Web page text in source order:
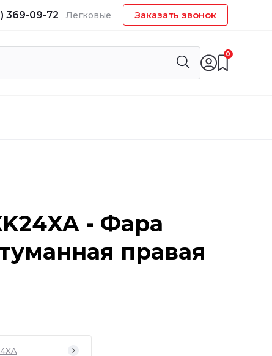
369-09-72 Легковые Заказать звонок
0
- Фара
правая